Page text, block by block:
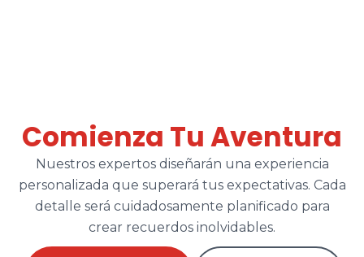
Comienza Tu Aventura
Nuestros expertos diseñarán una experiencia
personalizada que superará tus expectativas. Cada
detalle será cuidadosamente planificado para
crear recuerdos inolvidables.